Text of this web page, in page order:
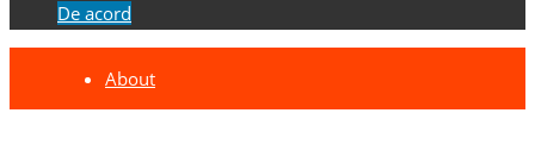
De acord
About